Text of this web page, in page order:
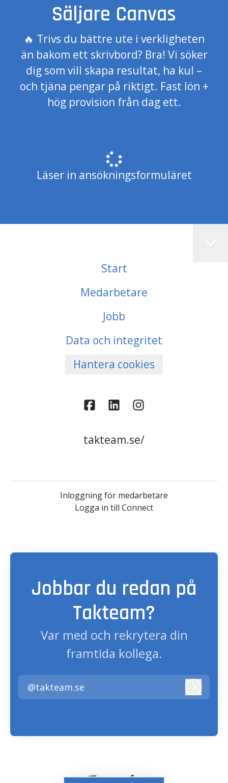
Säljare Canvas
🔥 Trivs du bättre ute i verkligheten
än bakom ett skrivbord? Bra! Vi söker
dig som vill skapa resultat, ha kul –
och tjäna pengar på riktigt. Fast lön +
hög provision från dag ett.
Läser in ansökningsformuläret
Start
Medarbetare
Jobb
Data och integritet
Hantera cookies
takteam.se/
Inloggning för medarbetare
Logga in till Connect
Jobbar du redan på
Takteam?
Var med och rekrytera din
framtida kollega.
@takteam.se